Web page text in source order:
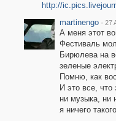
http://
martinengo · 27
А меня этот
Фестиваль
Бирюлева на
зеленые
Помню, как
И это все,
ни музыка, ни
я ничего